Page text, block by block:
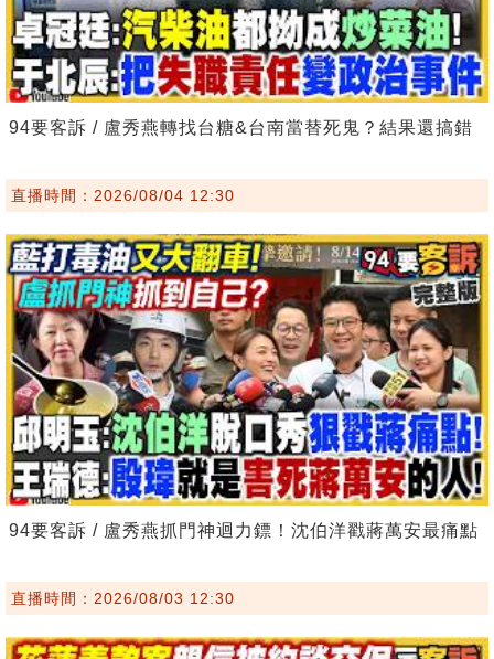
94要客訴 / 盧秀燕轉找台糖&台南當替死鬼？結果還搞錯
直播時間：2026/08/04 12:30
94要客訴 / 盧秀燕抓門神迴力鏢！沈伯洋戳蔣萬安最痛點
直播時間：2026/08/03 12:30